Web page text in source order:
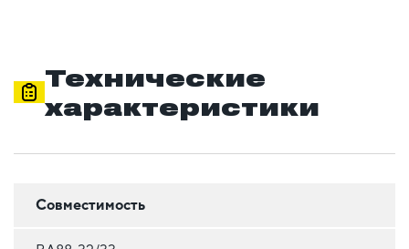
Технические
характеристики
Совместимость